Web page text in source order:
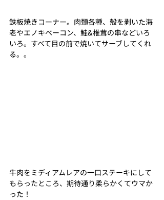
鉄板焼きコーナー。肉類各種、殻を剥いた海
老やエノキベーコン、鮭&椎茸の串などいろ
いろ。すべて目の前で焼いてサーブしてくれ
る。。
牛肉をミディアムレアの一口ステーキにして
もらったところ、期待通り柔らかくてウマか
った！